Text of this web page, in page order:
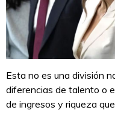
Esta no es una división
diferencias de talento o
de ingresos y riqueza